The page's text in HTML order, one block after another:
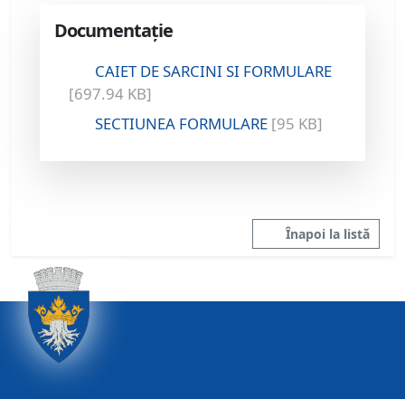
Documentație
CAIET DE SARCINI SI FORMULARE
[697.94 KB]
SECTIUNEA FORMULARE [95 KB]
Înapoi la listă